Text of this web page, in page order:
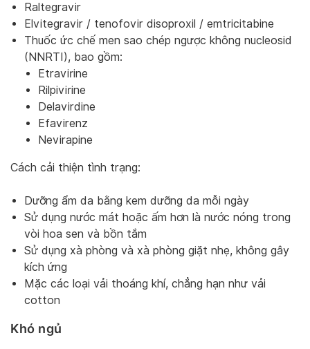
Raltegravir
Elvitegravir / tenofovir disoproxil / emtricitabine
Thuốc ức chế men sao chép ngược không nucleosid
(NNRTI), bao gồm:
Etravirine
Rilpivirine
Delavirdine
Efavirenz
Nevirapine
Cách cải thiện tình trạng:
Dưỡng ẩm da bằng kem dưỡng da mỗi ngày
Sử dụng nước mát hoặc ấm hơn là nước nóng trong
vòi hoa sen và bồn tắm
Sử dụng xà phòng và xà phòng giặt nhẹ, không gây
kích ứng
Mặc các loại vải thoáng khí, chẳng hạn như vải
cotton
Khó ngủ